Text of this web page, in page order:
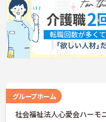
に詳細をお話いたしま
さい。
グループホーム
社会福祉法人心愛会ハーモ